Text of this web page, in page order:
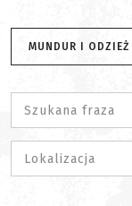
MUNDUR I ODZIEŻ
Szukana fraza
Lokalizacja